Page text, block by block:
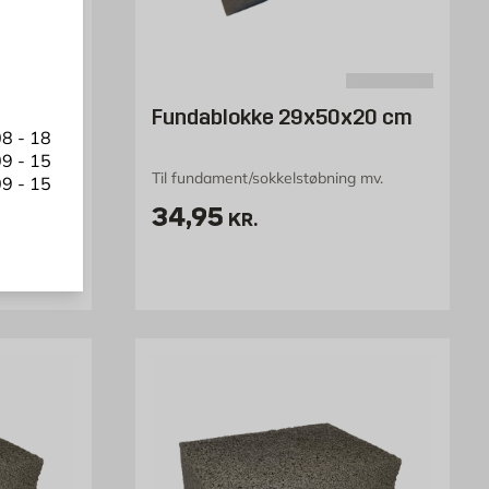
- 18
- 15
- 15
Fundablokke 29x50x20 cm
Til fundament/sokkelstøbning mv.
Pris 34.95 kr. /stk
34,95 KR.